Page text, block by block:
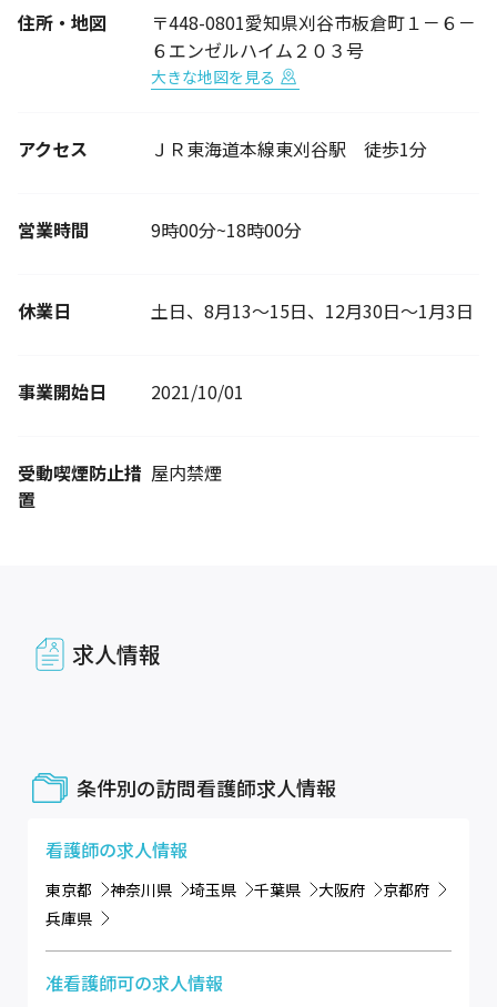
住所・地図
〒448-0801愛知県刈谷市板倉町１－６－
６エンゼルハイム２０３号
大きな地図を見る
アクセス ＪＲ東海道本線東刈谷駅 徒歩1分
営業時間 9時00分~18時00分
休業日 土日、8月13～15日、12月30日～1月3日
事業開始日 2021/10/01
受動喫煙防止措
置
屋内禁煙
求人情報
条件別の訪問看護師求人情報
看護師の求人情報
東京都 神奈川県 埼玉県 千葉県 大阪府
京都府
兵庫県
准看護師可の求人情報